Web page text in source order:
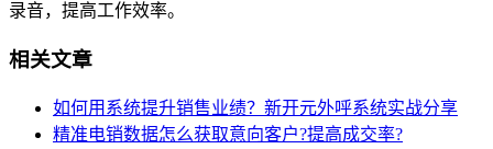
录音，提高工作效率。
相关文章
如何用系统提升销售业绩？新开元外呼系统实战分享
精准电销数据怎么获取意向客户?提高成交率?